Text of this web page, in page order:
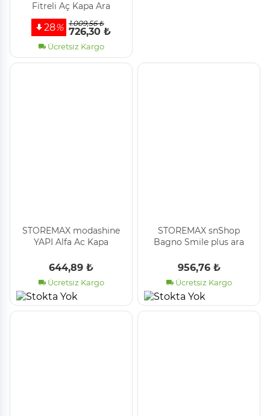
Fi̇treli̇ Aç Kapa Ara
Musluk
28% 1.009,56 ₺
726,30 ₺
Ücretsiz Kargo
STOREMAX modashine
YAPI Alfa Ac Kapa
modascope 1014773
644,89 ₺
Ücretsiz Kargo
STOREMAX snShop
Bagno Smile plus ara
956,76 ₺
Ücretsiz Kargo